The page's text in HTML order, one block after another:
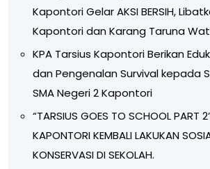
Kapontori Gelar AKSI BERSIH,
Kapontori dan Karang Taruna
KPA Tarsius Kapontori Berikan
dan Pengenalan Survival kepada
SMA Negeri 2 Kapontori
“TARSIUS GOES TO SCHOOL PART
KAPONTORI KEMBALI LAKUKAN
KONSERVASI DI SEKOLAH.